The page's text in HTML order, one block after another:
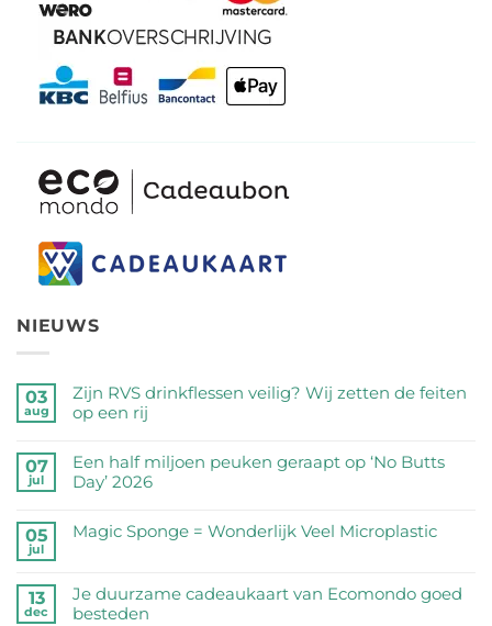
NIEUWS
03
aug
Zijn RVS drinkflessen veilig? Wij zetten de feiten
op een rij
reacties
op
Zijn
drinkflessen
zetten
de
07
jul
Een half miljoen peuken geraapt op ‘No Butts
Day’ 2026
reacties
half
miljoen
05
jul
Magic Sponge = Wonderlijk Veel Microplastic
op
Magic
13
dec
Je duurzame cadeaukaart van Ecomondo goed
besteden